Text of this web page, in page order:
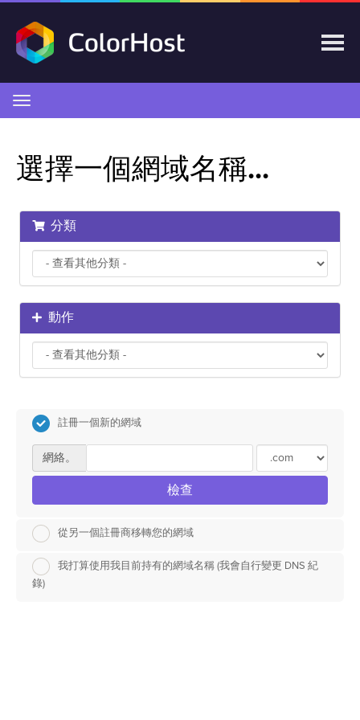
換
覽
選擇一個網域名稱...
分類
動作
註冊一個新的網域
網絡。
檢查
從另一個註冊商移轉您的網域
我打算使用我目前持有的網域名稱 (我會自行變更 DNS 紀
錄)